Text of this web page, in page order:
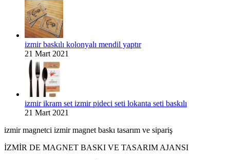
izmir baskılı kolonyalı mendil yaptır
21 Mart 2021
izmir ikram set izmir pideci seti lokanta seti baskılı
21 Mart 2021
izmir magnetci izmir magnet baskı tasarım ve sipariş
İZMİR DE MAGNET BASKI VE TASARIM AJANSI